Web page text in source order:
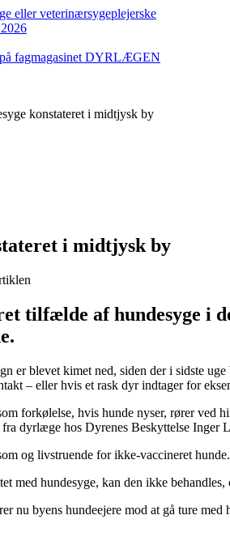
eller veterinærsygeplejerske
fagmagasinet DYRLÆGEN
konstateret i midtjysk by
i midtjysk by
tilfælde af hundesyge i
er blevet kimet ned, siden der i sidste
– eller hvis et rask dyr indtager for
forkølelse, hvis hunde nyser, rører ved
dyrlæge hos Dyrenes Beskyttelse Inger
og livstruende for ikke-vaccineret hunde.
med hundesyge, kan den ikke
nu byens hundeejere mod at gå ture